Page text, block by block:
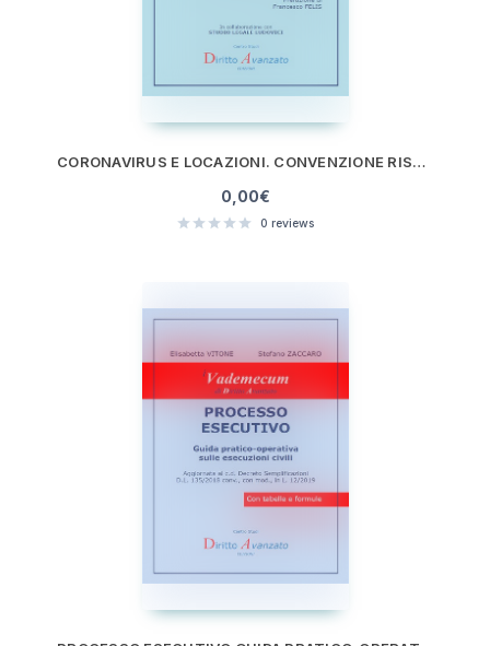
CORONAVIRUS E LOCAZIONI. CONVENZIONE RISERVATA ASSOCIAZIONE VALORE AGGIUNTO
0,00€
0 reviews